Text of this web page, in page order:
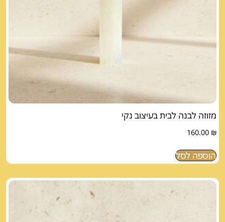
מזוזה לבנה לבית בעיצוב נקי
160.00 ₪
הוספה לסל